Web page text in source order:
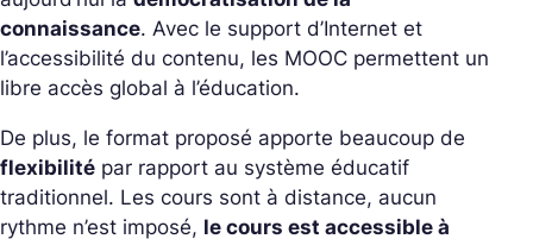
connaissance. Avec le support d’Internet et
l’accessibilité du contenu, les MOOC permettent un
libre accès global à l’éducation.
De plus, le format proposé apporte beaucoup de
flexibilité par rapport au système éducatif
traditionnel. Les cours sont à distance, aucun
rythme n’est imposé, le cours est accessible à